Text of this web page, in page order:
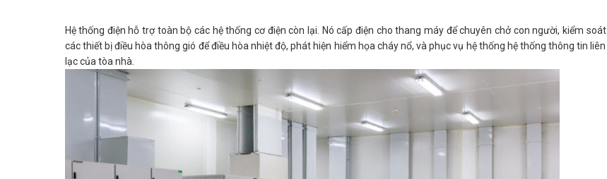
Hệ thống điện hỗ trợ toàn bộ các hệ thống cơ điện còn lại. Nó cấp điện cho thang máy để chuyên chở con người, kiểm soát
các thiết bị điều hòa thông gió để điều hòa nhiệt độ, phát hiện hiểm họa cháy nổ, và phục vụ hệ thống hệ thống thông tin liên
lạc của tòa nhà.